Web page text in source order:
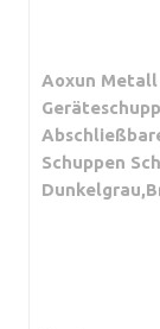
Aoxun Metall
Schuppen